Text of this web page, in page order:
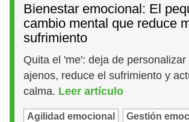
Bienestar emocional: El
cambio mental que reduce
sufrimiento
Quita el 'me': deja de personalizar
ajenos, reduce el sufrimiento y
calma. Leer artículo
Agilidad emocional Gestión